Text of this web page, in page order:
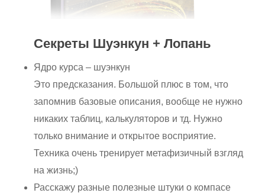
Секреты Шуэнкун + Лопань
Ядро курса – шуэнкун
Это предсказания. Большой плюс в том, что
запомнив базовые описания, вообще не нужно
никаких таблиц, калькуляторов и тд. Нужно
только внимание и открытое восприятие.
Техника очень тренирует метафизичный взгляд
на жизнь;)
Расскажу разные полезные штуки о компасе